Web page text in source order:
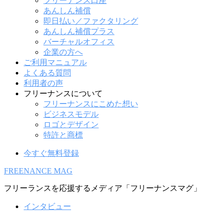
あんしん補償
即日払い／ファクタリング
あんしん補償プラス
バーチャルオフィス
企業の方へ
ご利用マニュアル
よくある質問
利用者の声
フリーナンスについて
フリーナンスにこめた想い
ビジネスモデル
ロゴとデザイン
特許と商標
今すぐ無料登録
FREENANCE MAG
フリーランスを応援するメディア「フリーナンスマグ」
インタビュー